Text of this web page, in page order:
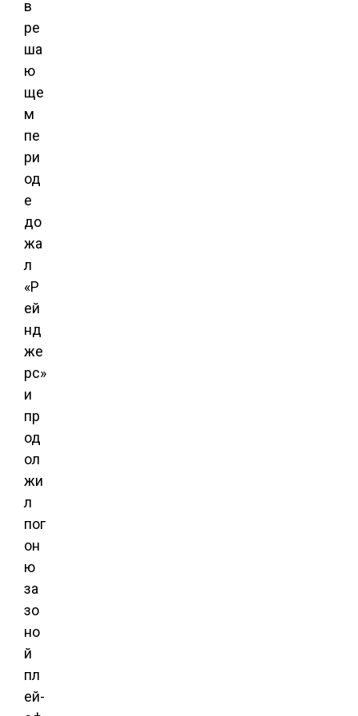
в
ре
ша
ю
ще
м
пе
ри
од
е
до
жа
л
«Р
ей
нд
же
рс»
и
пр
од
ол
жи
л
пог
он
ю
за
зо
но
й
пл
ей-